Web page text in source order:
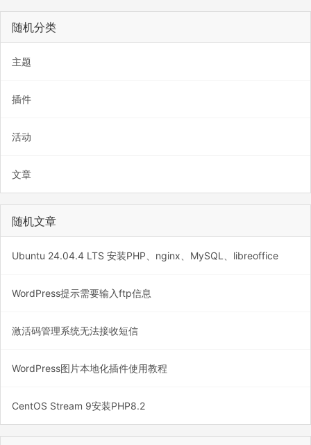
随机分类
主题
插件
活动
文章
随机文章
Ubuntu 24.04.4 LTS 安装PHP、nginx、MySQL、libreoffice
WordPress提示需要输入ftp信息
激活码管理系统无法接收短信
WordPress图片本地化插件使用教程
CentOS Stream 9安装PHP8.2